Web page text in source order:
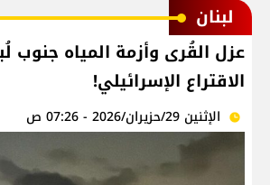
لبنان
عزل القُرى وأزمة المياه جنوب
الاقتراع الإسرائيلي!
الإثنين 29/حزيران/2026 - 07:26 ص